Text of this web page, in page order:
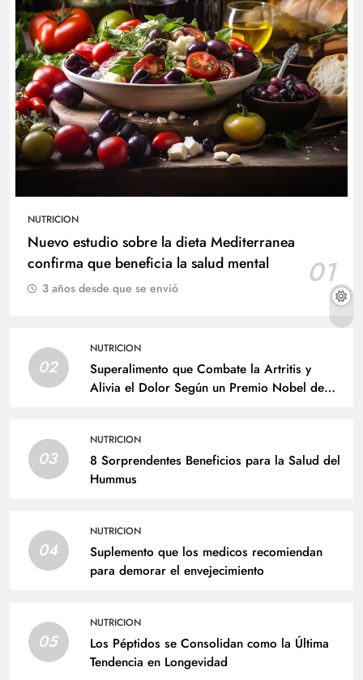
NUTRICION
Nuevo estudio sobre la dieta Mediterranea
confirma que beneficia la salud mental
01
3 años desde que se envió
02
NUTRICION
Superalimento que Combate la Artritis y
Alivia el Dolor Según un Premio Nobel de
03
NUTRICION
8 Sorprendentes Beneficios para la Salud del
Hummus
04
NUTRICION
Suplemento que los medicos recomiendan
para demorar el envejecimiento
05
NUTRICION
Los Péptidos se Consolidan como la Última
Tendencia en Longevidad